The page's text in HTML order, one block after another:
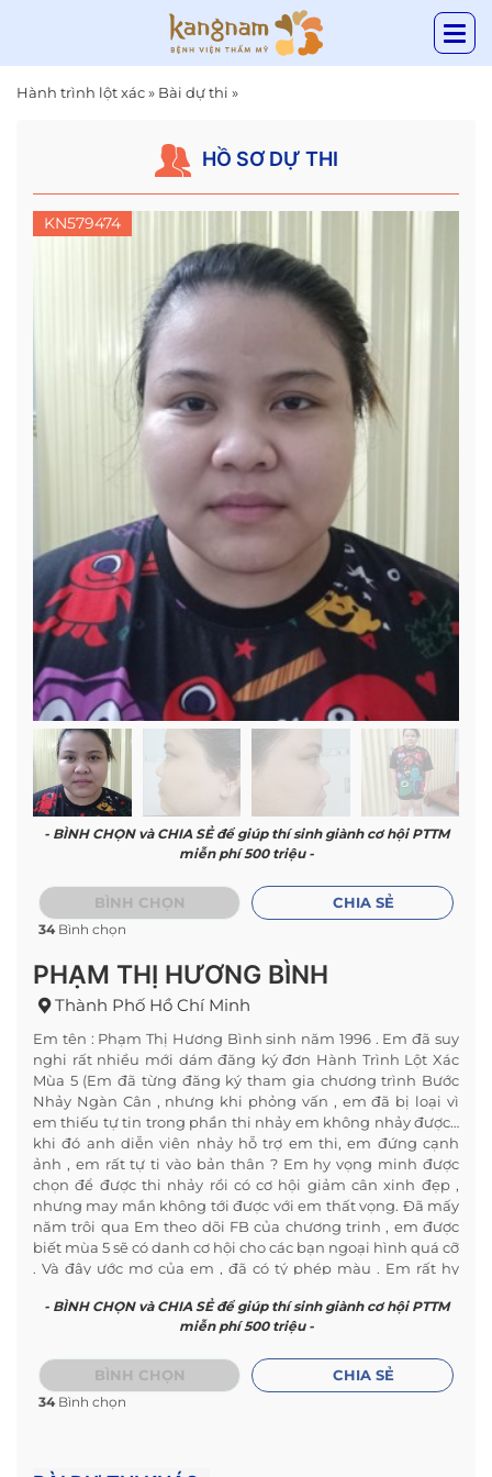
Hành trình lột xác» Bài dự thi »
HỒ SƠ DỰ THI
KN579474
- BÌNH CHỌN và CHIA SẺ để giúp thí sinh giành cơ hội PTTM
miễn phí 500 triệu -
BÌNH CHỌN
34Bình chọn
CHIA SẺ
PHẠM THỊ HƯƠNG BÌNH
Thành Phố Hồ Chí Minh
Em tên : Phạm Thị Hương Bình sinh năm 1996 . Em đã suy
nghi rất nhiều mới dám đăng ký đơn Hành Trình Lột Xác
Mùa 5 (Em đã từng đăng ký tham gia chương trình Bước
Nhảy Ngàn Cân , nhưng khi phỏng vấn , em đã bị loại vì
em thiếu tự tin trong phần thi nhảy em không nhảy được…
khi đó anh diễn viên nhảy hỗ trợ em thi, em đứng cạnh
ảnh , em rất tự ti vào bản thân ? Em hy vọng minh được
chọn để được thi nhảy rồi có cơ hội giảm cân xinh đẹp ,
nhưng may mắn không tới được với em thất vọng. Đã mấy
năm trôi qua Em theo dõi FB của chương trinh , em được
biết mùa 5 sẽ có danh cơ hội cho các bạn ngoại hình quá cỡ
. Và đây ước mơ của em , đã có tý phép màu . Em rất hy
không xuề xòa như bây giờ )
Em xin được kể câu chuyện của bản thân về ngoại hình
thay đổi cuộc sống hiện tại . Em mập , vì ngoại hình mập
của em mà em tới giờ vẫn chưa biết được tình yêu là gì ,
không ai dám yêu 1 người mập và xấu như em , vì em mập
- BÌNH CHỌN và CHIA SẺ để giúp thí sinh giành cơ hội PTTM
miễn phí 500 triệu -
BÌNH CHỌN
34Bình chọn
CHIA SẺ